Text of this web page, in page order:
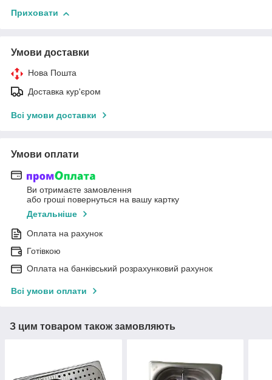
Приховати
Умови доставки
Нова Пошта
Доставка кур'єром
Всі умови доставки
Умови оплати
Ви отримаєте замовлення
або гроші повернуться на вашу картку
Детальніше
Оплата на рахунок
Готівкою
Оплата на банківський розрахунковий рахунок
Всі умови оплати
З цим товаром також замовляють